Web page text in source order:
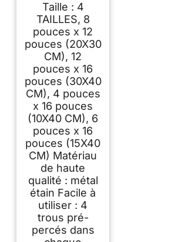
d'ingénieur logiciel,
décoration murale,
infographie
d'ingénierie
logicielle, lecture,
affiches en
aluminium, plaques
de guide de
l'ingénieur, maison,
bureau, sal
Taille : 4
TAILLES, 8
pouces x 12
pouces (20X30
CM), 12
pouces x 16
pouces (30X40
CM), 4 pouces
x 16 pouces
(10X40 CM), 6
pouces x 16
pouces (15X40
CM) Matériau
de haute
qualité : métal
étain Facile à
utiliser : 4
trous pré-
percés dans